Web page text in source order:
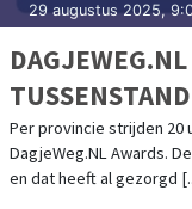
29 augustus 2025,
TUSSENSTAND
Per provincie strijden
DagjeWeg.NL Awards.
en dat heeft al gezorgd